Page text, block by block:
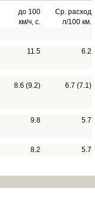
до 100
км/ч, с.
Ср. расход
л/100 км.
11.5
6.2
8.6 (9.2) 6.7 (7.1)
9.8
5.7
8.2 5.7